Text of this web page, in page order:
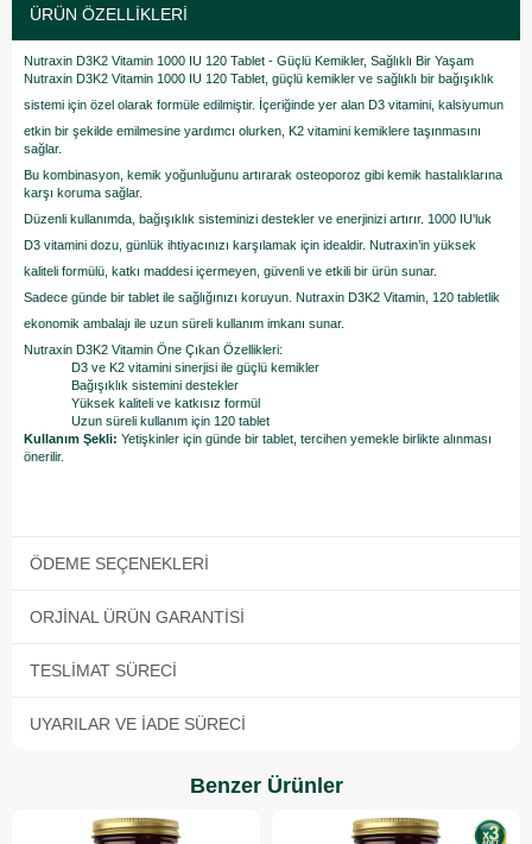
ÜRÜN ÖZELLIKLERI
Nutraxin D3K2 Vitamin 1000 IU 120 Tablet - Güçlü Kemikler, Sağlıklı Bir Yaşam
Nutraxin D3K2 Vitamin 1000 IU 120 Tablet, güçlü kemikler ve sağlıklı bir bağışıklık
sistemi için özel olarak formüle edilmiştir. İçeriğinde yer alan D3 vitamini, kalsiyumun
etkin bir şekilde emilmesine yardımcı olurken, K2 vitamini kemiklere taşınmasını
sağlar.
Bu kombinasyon, kemik yoğunluğunu artırarak osteoporoz gibi kemik hastalıklarına
karşı koruma sağlar.
Düzenli kullanımda, bağışıklık sisteminizi destekler ve enerjinizi artırır. 1000 IU'luk
D3 vitamini dozu, günlük ihtiyacınızı karşılamak için idealdir. Nutraxin’in yüksek
kaliteli formülü, katkı maddesi içermeyen, güvenli ve etkili bir ürün sunar.
Sadece günde bir tablet ile sağlığınızı koruyun. Nutraxin D3K2 Vitamin, 120 tabletlik
ekonomik ambalajı ile uzun süreli kullanım imkanı sunar.
Nutraxin D3K2 Vitamin Öne Çıkan Özellikleri:
D3 ve K2 vitamini sinerjisi ile güçlü kemikler
Bağışıklık sistemini destekler
Yüksek kaliteli ve katkısız formül
Uzun süreli kullanım için 120 tablet
Kullanım Şekli: Yetişkinler için günde bir tablet, tercihen yemekle birlikte alınması
önerilir.
ÖDEME SEÇENEKLERI
ORJINAL ÜRÜN GARANTISI
TESLIMAT SÜRECI
UYARILAR VE İADE SÜRECI
Benzer Ürünler